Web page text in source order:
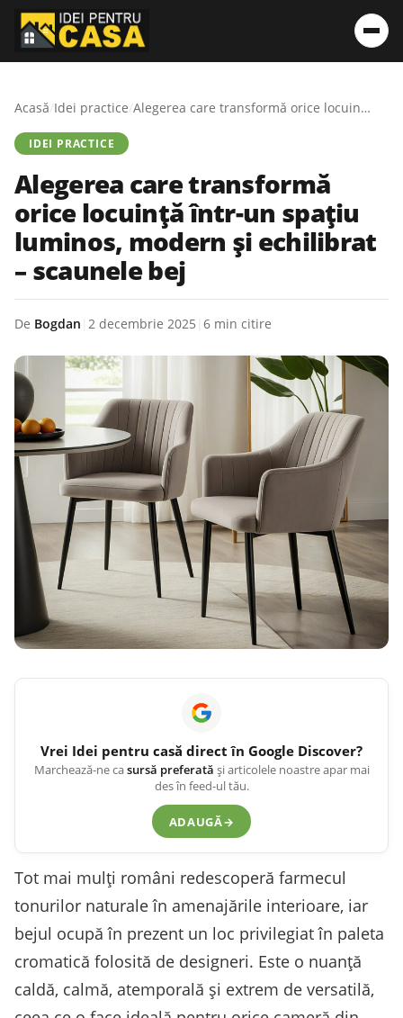
Acasă/Idei practice/ Alegerea care transformă orice locuință într-un spațiu luminos, modern și echilibrat – scaunele bej
IDEI PRACTICE
Alegerea care transformă
orice locuință într-un spațiu
luminos, modern și echilibrat
– scaunele bej
De Bogdan 2 decembrie 2025 6 min citire
Vrei Idei pentru casă direct în Google Discover?
Marchează-ne casursă preferată și articolele noastre apar mai
des în feed-ul tău.
ADAUGĂ→
Tot mai mulți români redescoperă farmecul
tonurilor naturale în amenajările interioare, iar
bejul ocupă în prezent un loc privilegiat în paleta
cromatică folosită de designeri. Este o nuanță
caldă, calmă, atemporală și extrem de versatilă,